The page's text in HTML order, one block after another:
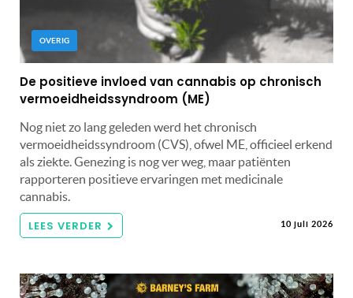
OVERIG
De positieve invloed van cannabis op chronisch
vermoeidheidssyndroom (ME)
Nog niet zo lang geleden werd het chronisch
vermoeidheidssyndroom (CVS), ofwel ME, officieel erkend
als ziekte. Genezing is nog ver weg, maar patiënten
rapporteren positieve ervaringen met medicinale
cannabis.
LEES VERDER 10 juli 2026